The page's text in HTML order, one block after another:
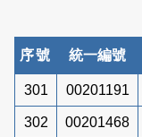
序號 統一編號
301 00201191
302 00201468